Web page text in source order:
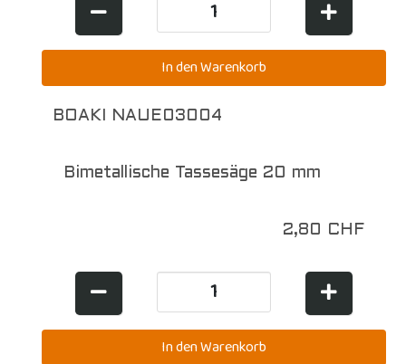
BOAKI NAUE03004
Bimetallische Tassesäge 20 mm
2,80 CHF